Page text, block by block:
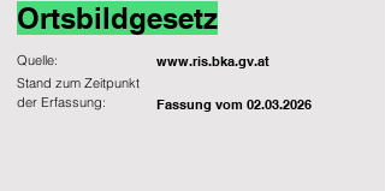
Ortsbildgesetz
Quelle: www.ris.bka.gv.at
Fassung vom 02.03.2026
Stand zum Zeitpunkt
der Erfassung: